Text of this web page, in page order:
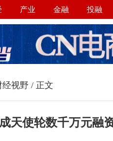
产业 金融 投融
经视野 / 正文
天使轮数千万元融